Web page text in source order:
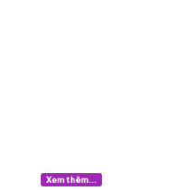
Xem thêm...